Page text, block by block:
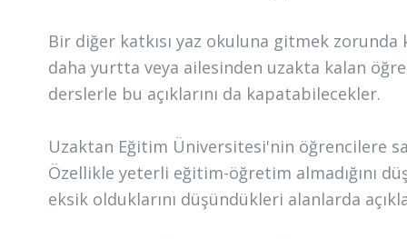
Bir diğer katkısı yaz okuluna gitmek
daha yurtta veya ailesinden uzakta kalan
derslerle bu açıklarını da kapatabilecekler.
Uzaktan Eğitim Üniversitesi'nin öğrencilere
Özellikle yeterli eğitim-öğretim almadığını
eksik olduklarını düşündükleri alanlarda